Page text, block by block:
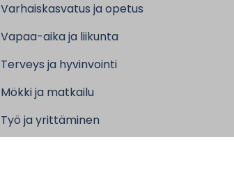
Varhaiskasvatus ja opetus
Vapaa-aika ja liikunta
Terveys ja hyvinvointi
Mökki ja matkailu
Työ ja yrittäminen